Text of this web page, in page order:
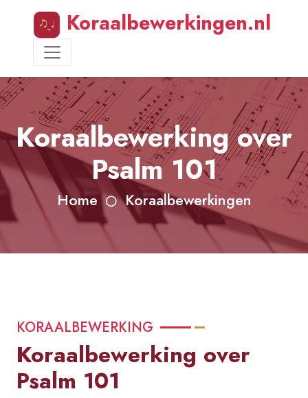
Koraalbewerkingen.nl
Koraalbewerking over
Psalm 101
Home Koraalbewerkingen
KORAALBEWERKING
Koraalbewerking over
Psalm 101